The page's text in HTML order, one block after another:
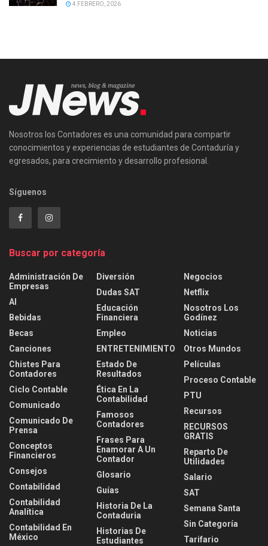
4 FEBRERO, 2026
Nosotros los Contadores es una comunidad para compartir
conocimientos y experiencias de estudiantes de Contaduría y
egresados, para crecimiento y desarrollo profesional.
Síguenos
Buscar por categoría
Administración De
Empresas
AI
Bebidas
Becas
Canciones
Chistes Para
Contadores
Ciclo Contable
Comunicado
Comunicado De
Prensa
Conceptos
Financieros
Consejos
Contabilidad
Contabilidad
Analítica
Contabilidad En
México
Diversión
Dudas SAT
Educación
Financiera
Empleo
ENTRETENIMIENTO
Estado De
Resultados
Ética En La
Contabilidad
Famosos
Contadores
Frases Para
Enamorar A Un
Contador
Glosario
Guías
Historia De La
Contaduria
Historias De
Estudiantes
Negocios
Netflix
Nosotros Los
Godínez
Noticias
Otros Mundos
Películas
Proceso Contable
PTU
Recursos
RECURSOS
GRATIS
Reparto De
Utilidades
Salario
SAT
Semana Santa
Sin Categoría
Tarifario